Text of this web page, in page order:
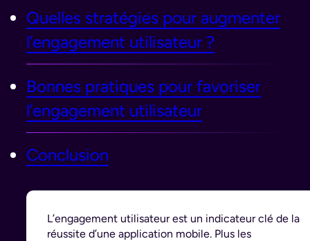
Quelles stratégies pour augmenter
l’engagement utilisateur ?
Bonnes pratiques pour favoriser
l’engagement utilisateur
Conclusion
L’engagement utilisateur est un indicateur clé de la
réussite d’une application mobile. Plus les